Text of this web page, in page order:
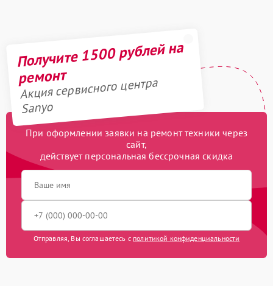
Получите 1500 рублей на
ремонт
Акция сервисного центра
Sanyo
При оформлении заявки на ремонт техники через
сайт,
действует персональная бессрочная скидка
Отправляя, Вы соглашаетесь с политикой конфиденциальности